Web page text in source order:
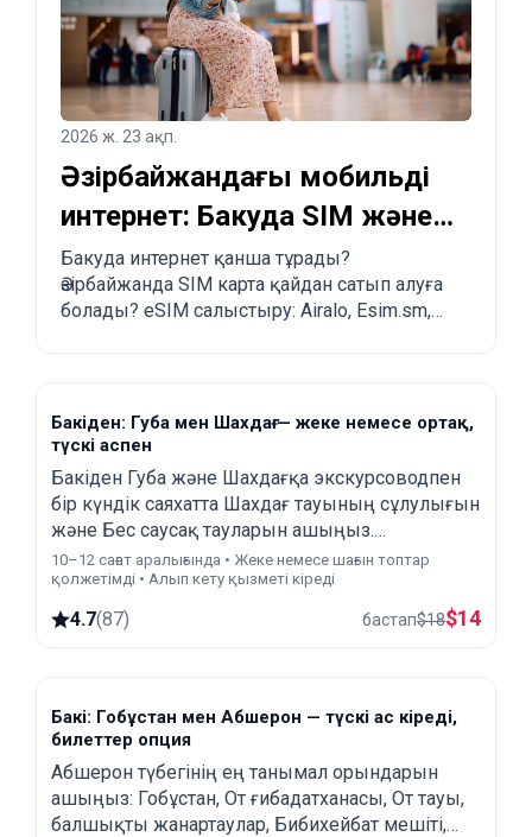
2026 ж. 23 ақп.
Әзірбайжандағы мобильді
интернет: Бакуда SIM және
eSIM қалай сатып алуға
болады?
Бакуда интернет қанша тұрады?
Әзірбайжанда SIM карта қайдан сатып алуға
болады? eSIM салыстыру: Airalo, Esim.sm,
Бакіден: Губа мен Шахдағ — жеке немесе ортақ,
түскі аспен
Бакіден Губа жəне Шахдағқа экскурсоводпен
бір күндік саяхатта Шахдағ тауының сұлулығын
жəне Бес саусақ тауларын ашыңыз.
Аттракциондар мен арқан жолдарында ең
қуатты әсерді сезініңіз.
10–12 сағат аралығында • Жеке немесе шағын топтар
қолжетімді • Алып кету қызметі кіреді
4.7(87) бастап$18$14
Бакі: Гобұстан мен Абшерон — түскі ас кіреді,
билеттер опция
Абшерон түбегінің ең танымал орындарын
ашыңыз: Гобұстан, От ғибадатханасы, От тауы,
балшықты жанартаулар, Бибихейбат мешіті,